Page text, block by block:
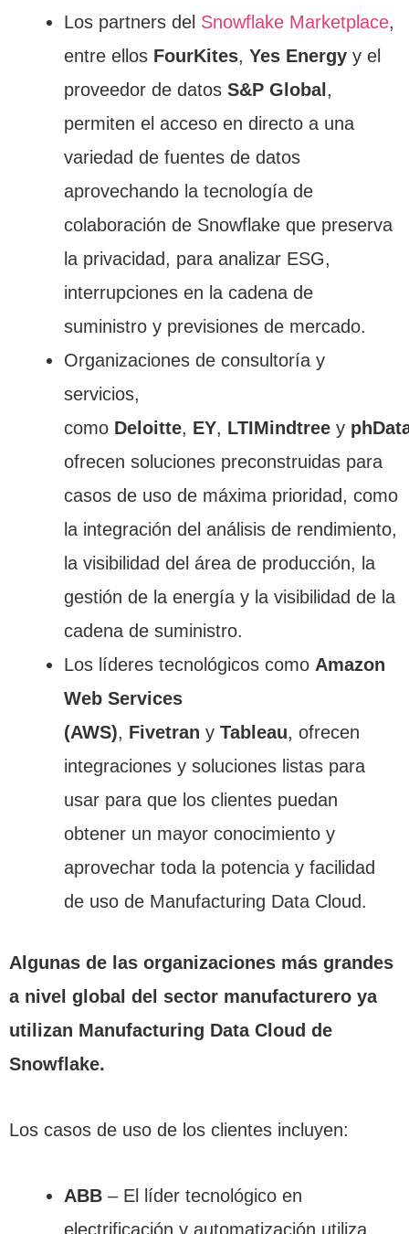
Los partners del Snowflake Marketplace,
entre ellos FourKites, Yes Energy y el
proveedor de datos S&P Global,
permiten el acceso en directo a una
variedad de fuentes de datos
aprovechando la tecnología de
colaboración de Snowflake que preserva
la privacidad, para analizar ESG,
interrupciones en la cadena de
suministro y previsiones de mercado.
Organizaciones de consultoría y
servicios,
como Deloitte, EY, LTIMindtree y
ofrecen soluciones preconstruidas para
casos de uso de máxima prioridad, como
la integración del análisis de rendimiento,
la visibilidad del área de producción, la
gestión de la energía y la visibilidad de la
cadena de suministro.
Los líderes tecnológicos como Amazon
Web Services
(AWS), Fivetran y Tableau, ofrecen
integraciones y soluciones listas para
usar para que los clientes puedan
obtener un mayor conocimiento y
aprovechar toda la potencia y facilidad
de uso de Manufacturing Data Cloud.
Algunas de las organizaciones más grandes
a nivel global del sector manufacturero ya
utilizan Manufacturing Data Cloud de
Snowflake.
Los casos de uso de los clientes incluyen:
ABB – El líder tecnológico en
electrificación y automatización utiliza